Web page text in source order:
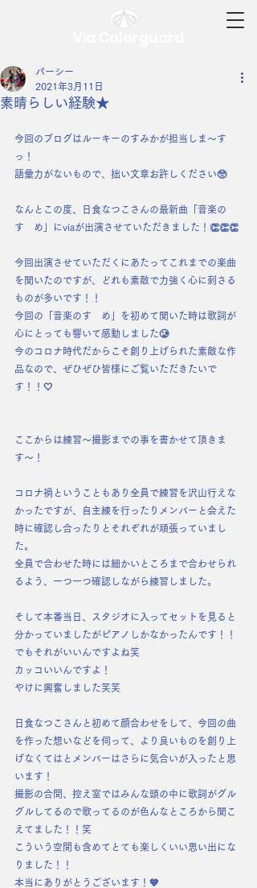
素晴らしい経験★
パーシー
2021年3月11日
今回のブログはルーキーのすみかが担当しま〜す
っ！
語彙力がないもので、拙い文章お許しください🥺
なんとこの度、日食なつこさんの最新曲「音楽の
すゝめ」にviaが出演させていただきました！👏👏👏
今回出演させていただくにあたってこれまでの楽曲
を聞いたのですが、どれも素敵で力強く心に刺さる
ものが多いです！！
今回の「音楽のすゝめ」を初めて聞いた時は歌詞が
心にとっても響いて感動しました🥲
今のコロナ時代だからこそ創り上げられた素敵な作
品なので、ぜひぜひ皆様にご覧いただきたいで
す！！🤍
ここからは練習〜撮影までの事を書かせて頂きま
す〜！
コロナ禍ということもあり全員で練習を沢山行えな
かったですが、自主練を行ったりメンバーと会えた
時に確認し合ったりとそれぞれが頑張っていまし
た。
全員で合わせた時には細かいところまで合わせられ
るよう、一つ一つ確認しながら練習しました。
そして本番当日、スタジオに入ってセットを見ると
分かっていましたがピアノしかなかったんです！！
でもそれがいいんですよね笑
カッコいいんですよ！
やけに興奮しました笑笑
日食なつこさんと初めて顔合わせをして、今回の曲
を作った想いなどを伺って、より良いものを創り上
げなくてはとメンバーはさらに気合いが入ったと思
います！
撮影の合間、控え室ではみんな頭の中に歌詞がグル
グルしてるので歌ってるのが色んなところから聞こ
えてました！！笑
こういう空間も含めてとても楽しくいい思い出にな
りました！！
本当にありがとうございます！💙